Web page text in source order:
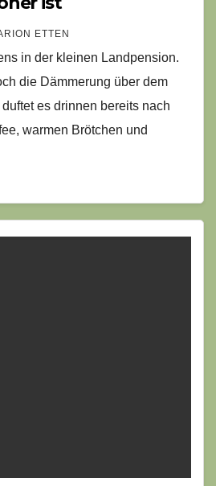
ETTEN
in der kleinen Landpension.
die Dämmerung über dem
es drinnen bereits nach
warmen Brötchen und